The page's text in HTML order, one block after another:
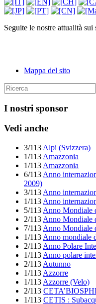
Seguite le nostre attualità sui
Mappa del sito
I nostri sponsor
Vedi anche
3/113 Alpi (Svizzera)
1/113 Amazzonia
1/113 Amazzonia
6/113 Anno
2009)
3/113 Anno
1/113 Anno
5/113 Anno Mondiale
2/113 Anno Mondiale
7/113 Anno Mondiale
1/113 Anno mondiale
2/113 Anno Polare
1/113 Anno polare
2/113 Autunno
1/113 Azzorre
1/113 Azzorre (Velo)
2/113
1/113 CETIS :